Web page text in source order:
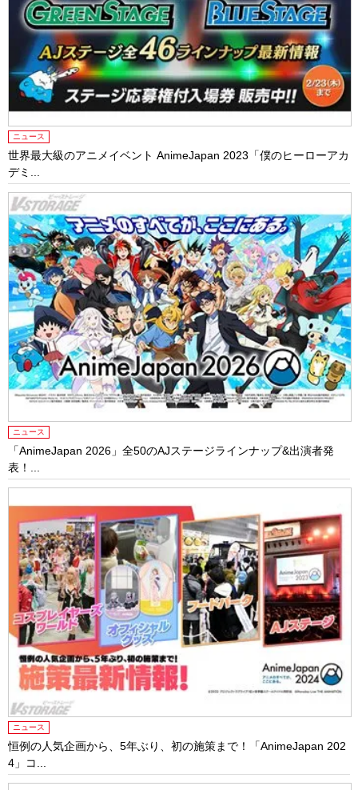
ニュース
世界最大級のアニメイベント AnimeJapan 2023「僕のヒーローアカ
デミ...
ニュース
「AnimeJapan 2026」全50のAJステージラインナップ&出演者発
表！...
ニュース
恒例の人気企画から、5年ぶり、初の施策まで！「AnimeJapan 202
4」コ...